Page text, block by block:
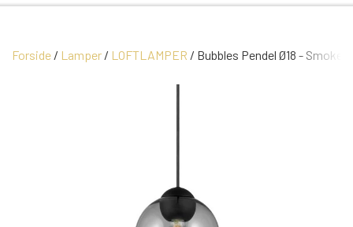
STUEN
MODUL SOFA DALLAS
SOFABORDE
SOVEVÆRELSE
Forside Lamper LOFTLAMPER Bubbles Pendel Ø18 - Smoke